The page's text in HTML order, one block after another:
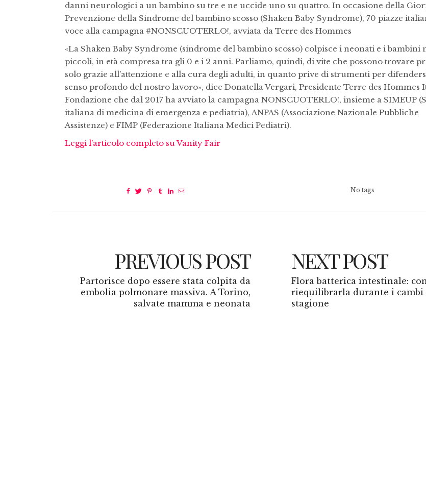
danni neurologici a un bambino su tre e ne uccide uno su quattro. In occasione della
Prevenzione della Sindrome del bambino scosso (Shaken Baby Syndrome), 70 piazze
voce alla campagna #NONSCUOTERLO!, avviata da Terre des Hommes
«La Shaken Baby Syndrome (sindrome del bambino scosso) colpisce i neonati e i bambini
piccoli, in età compresa tra gli 0 e i 2 anni. Parliamo, quindi, di vite che possono trovare
solo grazie all’attenzione e alla cura degli adulti, in quanto prive di strumenti per
senso profondo del nostro lavoro», dice Donatella Vergari, Presidente Terre des Hommes
Fondazione che dal 2017 ha avviato la campagna NONSCUOTERLO!, insieme a SIMEUP
italiana di medicina di emergenza e pediatria), ANPAS (Associazione Nazionale Pubbliche
Assistenze) e FIMP (Federazione Italiana Medici Pediatri).
Leggi l’articolo completo su Vanity Fair
No tags
PREVIOUS POST
Partorisce dopo essere stata colpita da
embolia polmonare massiva. A Torino,
salvate mamma e neonata
NEXT POST
Flora batterica intestinale:
riequilibrarla durante i cambi
stagione